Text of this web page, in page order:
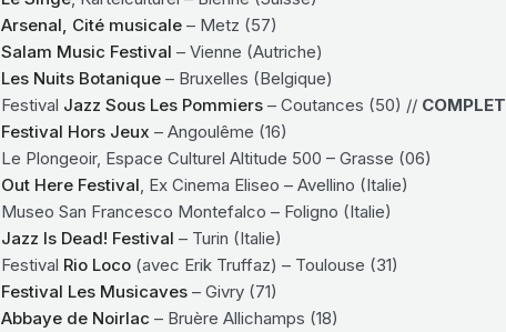
Arsenal, Cité musicale – Metz (57)
Salam Music Festival – Vienne (Autriche)
Les Nuits Botanique – Bruxelles (Belgique)
Festival Jazz Sous Les Pommiers – Coutances (50) // COMPLET
Festival Hors Jeux – Angoulême (16)
Le Plongeoir, Espace Culturel Altitude 500 – Grasse (06)
Out Here Festival, Ex Cinema Eliseo – Avellino (Italie)
Museo San Francesco Montefalco – Foligno (Italie)
Jazz Is Dead! Festival – Turin (Italie)
Festival Rio Loco (avec Erik Truffaz) – Toulouse (31)
Festival Les Musicaves – Givry (71)
Abbaye de Noirlac – Bruère Allichamps (18)